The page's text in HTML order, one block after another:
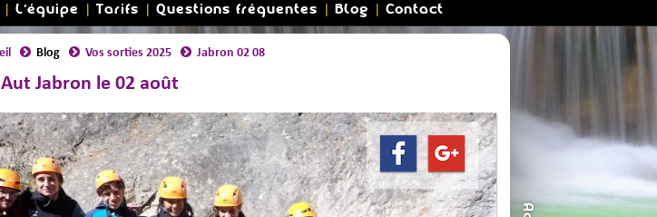
L'équipe Tarifs Questions fréquentes Blog Contact
Blog Vos sorties 2025 Jabron 02 08
Jabron le 02 août